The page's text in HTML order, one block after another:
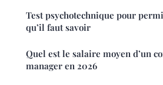
Test psychotechnique pour
qu’il faut savoir
Quel est le salaire moyen d’un
manager en 2026